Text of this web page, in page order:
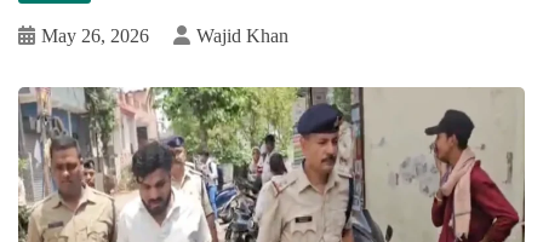
May 26, 2026 Wajid Khan